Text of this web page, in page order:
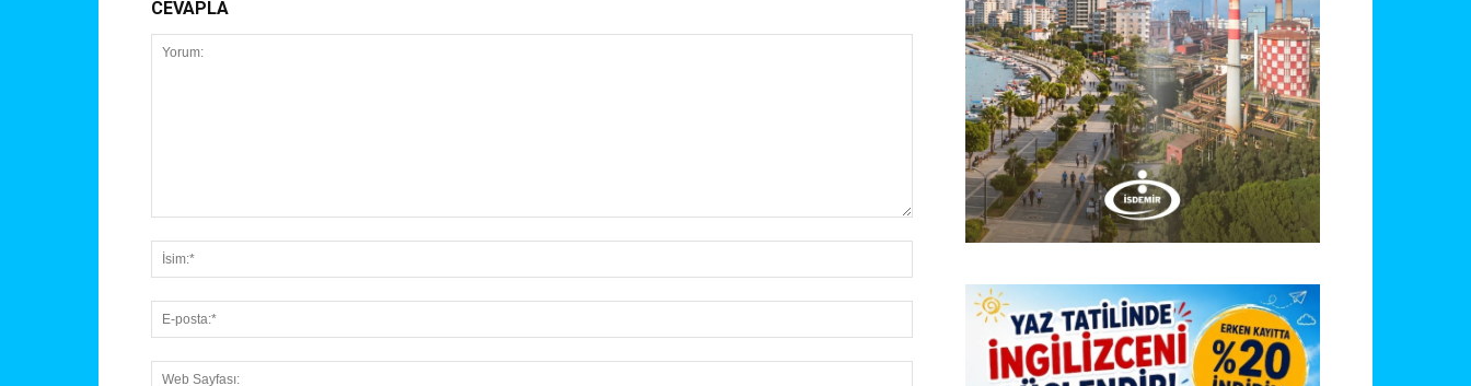
CEVAPLA